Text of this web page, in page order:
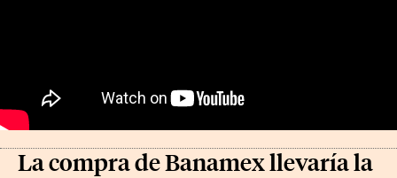
La compra de Banamex llevaría la